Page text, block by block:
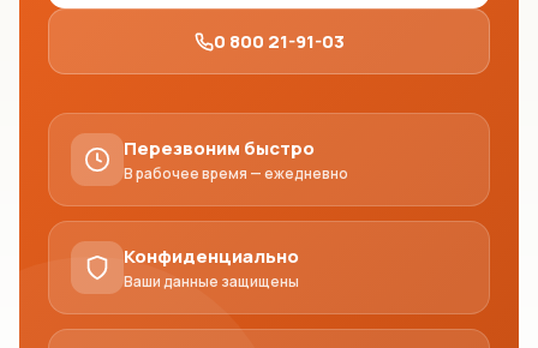
0 800 21-91-03
Перезвоним быстро
В рабочее время — ежедневно
Конфиденциально
Ваши данные защищены